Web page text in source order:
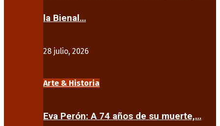
la Bienal…
28 julio, 2026
Arte & Historia
Eva Perón: A 74 años de su muerte,…